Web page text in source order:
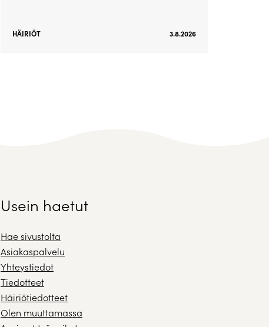
HÄIRIÖT 3.8.2026
Usein haetut
Hae sivustolta
Asiakaspalvelu
Yhteystiedot
Tiedotteet
Häiriötiedotteet
Olen muuttamassa